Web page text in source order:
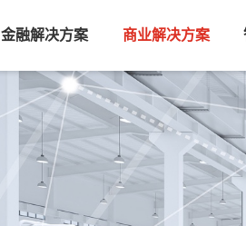
金融解决方案 商业解决方案